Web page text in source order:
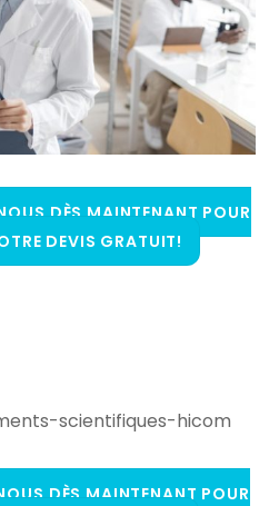
DÈS MAINTENANT POUR
DEVIS GRATUIT!
DÈS MAINTENANT POUR